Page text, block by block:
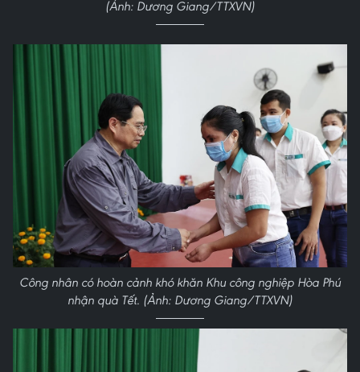
(Ảnh: Dương Giang/TTXVN)
Công nhân có hoàn cảnh khó khăn Khu công nghiệp Hòa Phú
nhận quà Tết. (Ảnh: Dương Giang/TTXVN)